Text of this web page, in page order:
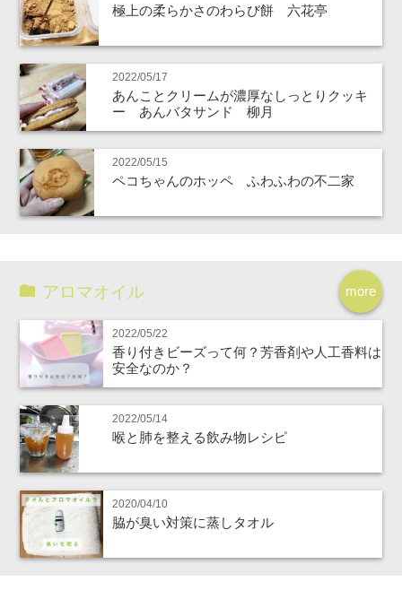
極上の柔らかさのわらび餅 六花亭
2022/05/17
あんことクリームが濃厚なしっとりクッキ
ー あんバタサンド 柳月
2022/05/15
ペコちゃんのホッペ ふわふわの不二家
more
アロマオイル
2022/05/22
香り付きビーズって何？芳香剤や人工香料は
安全なのか？
2022/05/14
喉と肺を整える飲み物レシピ
2020/04/10
脇が臭い対策に蒸しタオル